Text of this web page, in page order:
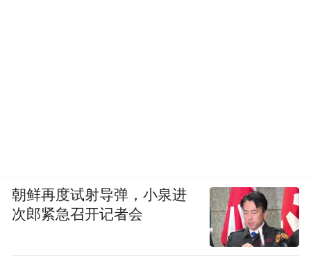
朝鲜再度试射导弹，小泉进
次郎紧急召开记者会